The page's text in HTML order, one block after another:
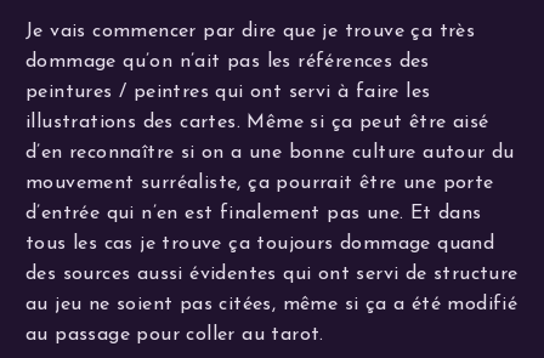
Je vais commencer par dire que je trouve ça très
dommage qu’on n’ait pas les références des
peintures / peintres qui ont servi à faire les
illustrations des cartes. Même si ça peut être aisé
d’en reconnaître si on a une bonne culture autour du
mouvement surréaliste, ça pourrait être une porte
d’entrée qui n’en est finalement pas une. Et dans
tous les cas je trouve ça toujours dommage quand
des sources aussi évidentes qui ont servi de structure
au jeu ne soient pas citées, même si ça a été modifié
au passage pour coller au tarot.